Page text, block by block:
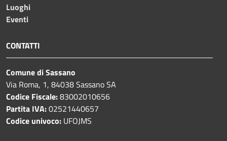
Luoghi
Eventi
CONTATTI
Comune di Sassano
Via Roma, 1, 84038 Sassano SA
Codice Fiscale:83002010656
Partita IVA:02521440657
Codice univoco: UFOJMS